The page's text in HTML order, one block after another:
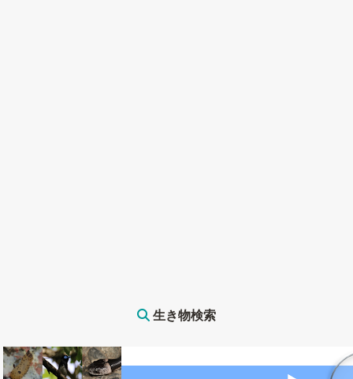
生き物検索